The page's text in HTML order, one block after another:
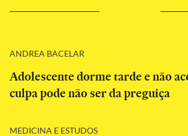
ANDREA BACELAR
Adolescente dorme tarde e não
culpa pode não ser da preguiça
MEDICINA E ESTUDOS